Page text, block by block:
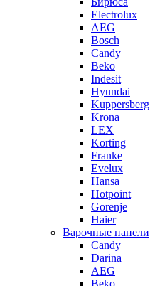
Electrolux
AEG
Bosch
Candy
Beko
Indesit
Hyundai
Kuppersberg
Krona
LEX
Korting
Franke
Evelux
Hansa
Hotpoint
Gorenje
Haier
Варочные панели
Candy
Darina
AEG